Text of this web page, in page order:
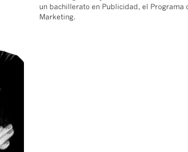
un bachillerato en Publicidad, el Programa
Marketing.